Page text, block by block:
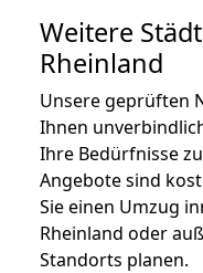
Weitere
Rheinland
Unsere geprüften
Ihnen
Ihre Bedürfnisse
Angebote sind
Sie einen Umzug
Rheinland oder
Standorts planen.